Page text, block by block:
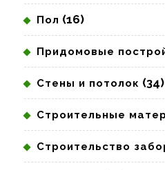
Пол (16)
Придомовые
Стены и потолок (34)
Строительные
Строительство